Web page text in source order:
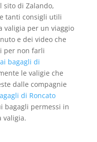
sito di Zalando,
tanti consigli utili
valigia per un viaggio
e dei video che
per non farli
bagagli di
le valigie che
dalle compagnie
di Roncato
bagagli permessi in
valigia.